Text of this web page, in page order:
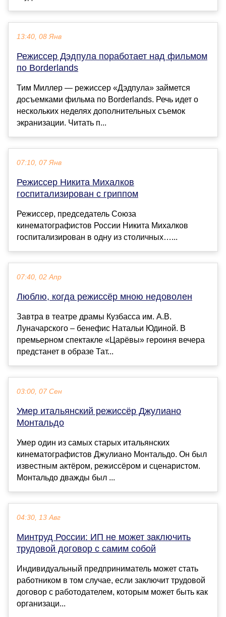
13:40, 08 Янв
Режиссер Дэдпула поработает над фильмом
по Borderlands
Тим Миллер — режиссер «Дэдпула» займется
досъемками фильма по Borderlands. Речь идет о
нескольких неделях дополнительных съемок
экранизации. Читать п...
07:10, 07 Янв
Режиссер Никита Михалков
госпитализирован с гриппом
Режиссер, председатель Союза
кинематографистов России Никита Михалков
госпитализирован в одну из столичных…...
07:40, 02 Апр
Люблю, когда режиссёр мною недоволен
Завтра в театре драмы Кузбасса им. А.В.
Луначарского – бенефис Натальи Юдиной. В
премьерном спектакле «Царёвы» героиня вечера
предстанет в образе Тат...
03:00, 07 Сен
Умер итальянский режиссёр Джулиано
Монтальдо
Умер один из самых старых итальянских
кинематографистов Джулиано Монтальдо. Он был
известным актёром, режиссёром и сценаристом.
Монтальдо дважды был ...
04:30, 13 Авг
Минтруд России: ИП не может заключить
трудовой договор с самим собой
Индивидуальный предприниматель может стать
работником в том случае, если заключит трудовой
договор с работодателем, которым может быть как
организаци...